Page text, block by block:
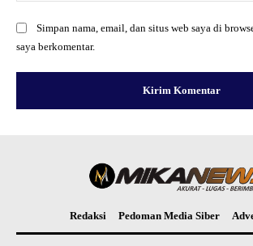
Simpan nama, email, dan situs web saya di
saya berkomentar.
Redaksi Pedoman Media Siber